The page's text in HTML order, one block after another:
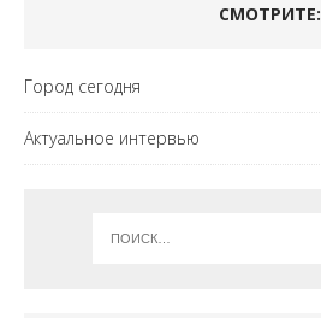
СМОТРИТЕ:
Город сегодня
Актуальное интервью